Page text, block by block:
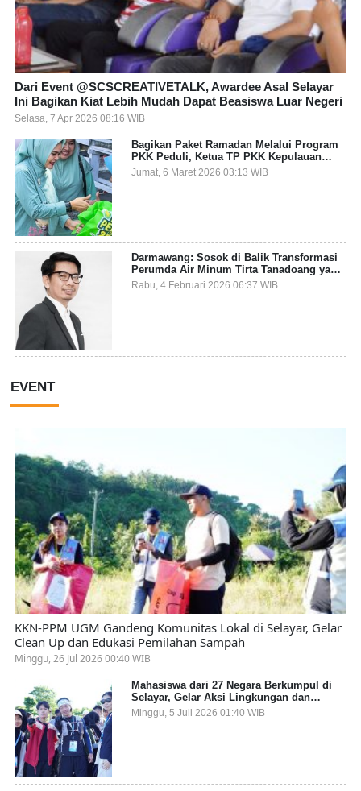
Dari Event @SCSCREATIVETALK, Awardee Asal Selayar
Ini Bagikan Kiat Lebih Mudah Dapat Beasiswa Luar Negeri
Selasa, 7 Apr 2026 08:16 WIB
Bagikan Paket Ramadan Melalui Program
PKK Peduli, Ketua TP PKK Kepulauan
Selayar: Puasa Adalah Ajang Melatih
Kepekaan Sosial
Jumat, 6 Maret 2026 03:13 WIB
Darmawang: Sosok di Balik Transformasi
Perumda Air Minum Tirta Tanadoang yang
Makin Inovatif
Rabu, 4 Februari 2026 06:37 WIB
EVENT
KKN-PPM UGM Gandeng Komunitas Lokal di Selayar, Gelar
Clean Up dan Edukasi Pemilahan Sampah
Minggu, 26 Jul 2026 00:40 WIB
Mahasiswa dari 27 Negara Berkumpul di
Selayar, Gelar Aksi Lingkungan dan
Dalami Kearifan Lokal Bumi Tanadoang
Minggu, 5 Juli 2026 01:40 WIB